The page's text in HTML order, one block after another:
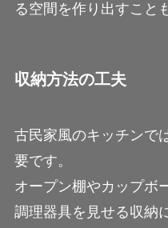
る空間を作り出すこと
収納方法の工夫
古民家風のキッチンで
要です。
オープン棚やカップボ
調理器具を見せる収納